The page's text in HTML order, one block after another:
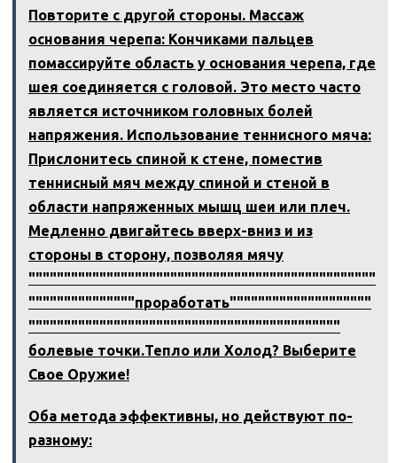
Повторите с другой стороны. Массаж
основания черепа: Кончиками пальцев
помассируйте область у основания черепа, где
шея соединяется с головой. Это место часто
является источником головных болей
напряжения. Использование теннисного мяча:
Прислонитесь спиной к стене, поместив
теннисный мяч между спиной и стеной в
области напряженных мышц шеи или плеч.
Медленно двигайтесь вверх-вниз и из
стороны в сторону, позволяя мячу
"""""""""""""""""""""""""""""""""""""""""""""""""
"""""""""""""""проработать""""""""""""""""""""
""""""""""""""""""""""""""""""""""""""""""""
болевые точки.Тепло или Холод? Выберите
Свое Оружие!
Оба метода эффективны, но действуют по-
разному: